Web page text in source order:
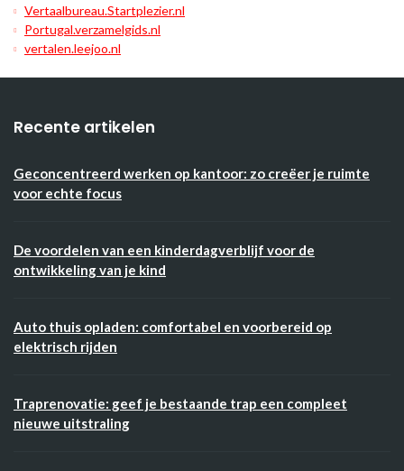
Vertaalbureau.Startplezier.nl
Portugal.verzamelgids.nl
vertalen.leejoo.nl
Recente artikelen
Geconcentreerd werken op kantoor: zo creëer je ruimte
voor echte focus
De voordelen van een kinderdagverblijf voor de
ontwikkeling van je kind
Auto thuis opladen: comfortabel en voorbereid op
elektrisch rijden
Traprenovatie: geef je bestaande trap een compleet
nieuwe uitstraling